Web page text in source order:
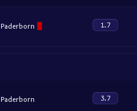
Paderborn 1.7
Paderborn 3.7